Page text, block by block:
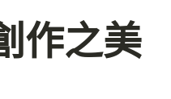
作之美